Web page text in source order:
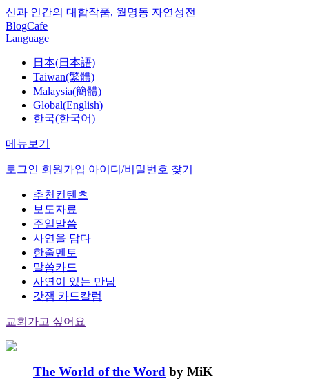
신과 인간의 대합작품, 월명동 자연성전
BlogCafe
Language
日本(日本語)
Taiwan(繁體)
Malaysia(簡體)
Global(English)
한국(한국어)
메뉴보기
로그인 회원가입 아이디/비밀번호 찾기
추천컨텐츠
보도자료
주일말씀
사연을 담다
한줄멘토
말씀카드
사연이 있는 만남
갓잼 카드칼럼
교회가고 싶어요
The World of the Word by MiK